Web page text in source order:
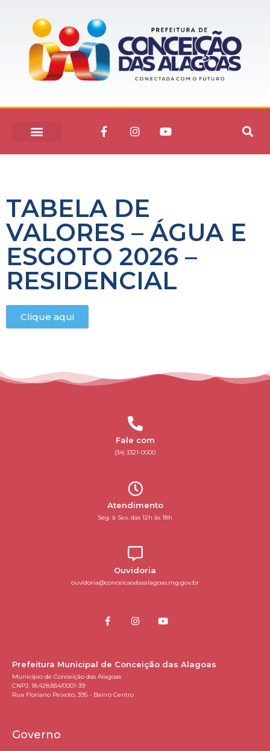
TABELA DE
VALORES – ÁGUA E
ESGOTO 2026 –
RESIDENCIAL
Clique aqui
Fale com
(34) 3321-0000
Atendimento
Seg. à Sex. das 12h às 18h
Ouvidoria
ouvidoria@conceicaodasalagoas.mg.gov.br
Prefeitura Municipal de Conceição das Alagoas
Município de Conceição das Alagoas
CNPJ: 18.428.854/0001-39
Rua Floriano Peixoto, 395 - Bairro Centro
Governo